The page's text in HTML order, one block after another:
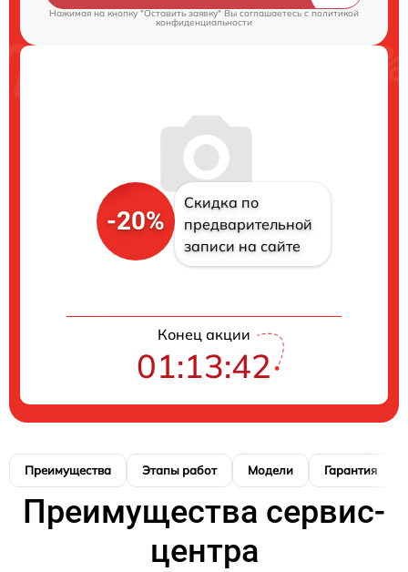
Нажимая на кнопку "Оставить заявку" Вы соглашаетесь c политикой
конфиденциальности
-20%
Скидка по
предварительной
записи на сайте
Конец акции
01:13:41
Преимущества Этапы работ Модели Гарантия
Преимущества сервис-
центра